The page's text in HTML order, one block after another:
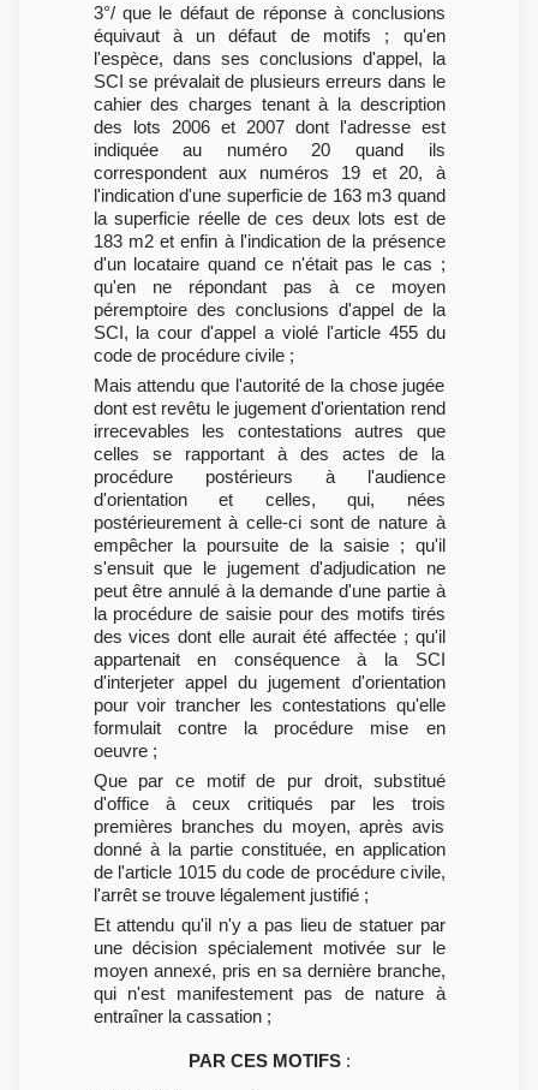
3°/ que le défaut de réponse à conclusions
équivaut à un défaut de motifs ; qu'en
l'espèce, dans ses conclusions d'appel, la
SCI se prévalait de plusieurs erreurs dans le
cahier des charges tenant à la description
des lots 2006 et 2007 dont l'adresse est
indiquée au numéro 20 quand ils
correspondent aux numéros 19 et 20, à
l'indication d'une superficie de 163 m3 quand
la superficie réelle de ces deux lots est de
183 m2 et enfin à l'indication de la présence
d'un locataire quand ce n'était pas le cas ;
qu'en ne répondant pas à ce moyen
péremptoire des conclusions d'appel de la
SCI, la cour d'appel a violé l'article 455 du
code de procédure civile ;
Mais attendu que l'autorité de la chose jugée
dont est revêtu le jugement d'orientation rend
irrecevables les contestations autres que
celles se rapportant à des actes de la
procédure postérieurs à l'audience
d'orientation et celles, qui, nées
postérieurement à celle-ci sont de nature à
empêcher la poursuite de la saisie ; qu'il
s'ensuit que le jugement d'adjudication ne
peut être annulé à la demande d'une partie à
la procédure de saisie pour des motifs tirés
des vices dont elle aurait été affectée ; qu'il
appartenait en conséquence à la SCI
d'interjeter appel du jugement d'orientation
pour voir trancher les contestations qu'elle
formulait contre la procédure mise en
oeuvre ;
Que par ce motif de pur droit, substitué
d'office à ceux critiqués par les trois
premières branches du moyen, après avis
donné à la partie constituée, en application
de l'article 1015 du code de procédure civile,
l'arrêt se trouve légalement justifié ;
Et attendu qu'il n'y a pas lieu de statuer par
une décision spécialement motivée sur le
moyen annexé, pris en sa dernière branche,
qui n'est manifestement pas de nature à
entraîner la cassation ;
PAR CES MOTIFS: